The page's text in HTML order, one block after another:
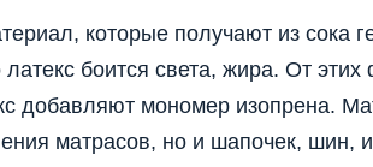
которые получают из сока
боится света, жира. От этих
добавляют мономер изопрена.
матрасов, но и шапочек, шин,